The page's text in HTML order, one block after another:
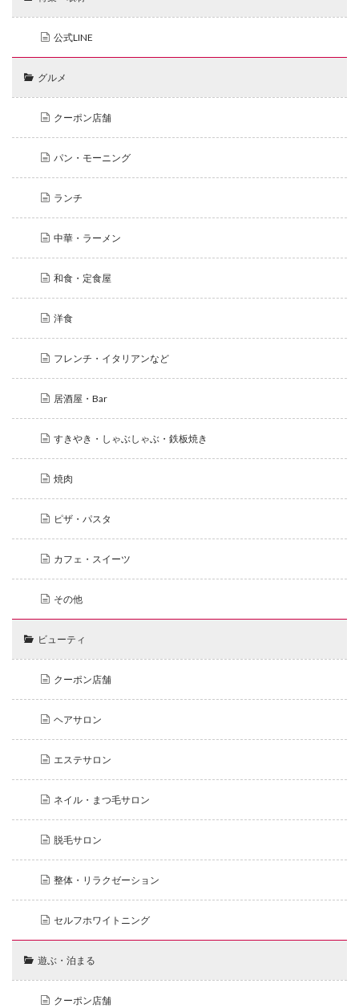
公式LINE
グルメ
クーポン店舗
パン・モーニング
ランチ
中華・ラーメン
和食・定食屋
洋食
フレンチ・イタリアンなど
居酒屋・Bar
すきやき・しゃぶしゃぶ・鉄板焼き
焼肉
ピザ・パスタ
カフェ・スイーツ
その他
ビューティ
クーポン店舗
ヘアサロン
エステサロン
ネイル・まつ毛サロン
脱毛サロン
整体・リラクゼーション
セルフホワイトニング
遊ぶ・泊まる
クーポン店舗